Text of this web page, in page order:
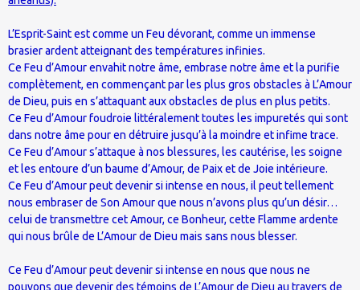
L’Esprit-Saint est comme un Feu dévorant, comme un immense
brasier ardent atteignant des températures infinies.
Ce Feu d’Amour envahit notre âme, embrase notre âme et la purifie
complètement, en commençant par les plus gros obstacles à L’Amour
de Dieu, puis en s’attaquant aux obstacles de plus en plus petits.
Ce Feu d’Amour foudroie littéralement toutes les impuretés qui sont
dans notre âme pour en détruire jusqu’à la moindre et infime trace.
Ce Feu d’Amour s’attaque à nos blessures, les cautérise, les soigne
et les entoure d’un baume d’Amour, de Paix et de Joie intérieure.
Ce Feu d’Amour peut devenir si intense en nous, il peut tellement
nous embraser de Son Amour que nous n’avons plus qu’un désir…
celui de transmettre cet Amour, ce Bonheur, cette Flamme ardente
qui nous brûle de L’Amour de Dieu mais sans nous blesser.
Ce Feu d’Amour peut devenir si intense en nous que nous ne
pouvons que devenir des témoins de L’Amour de Dieu au travers de